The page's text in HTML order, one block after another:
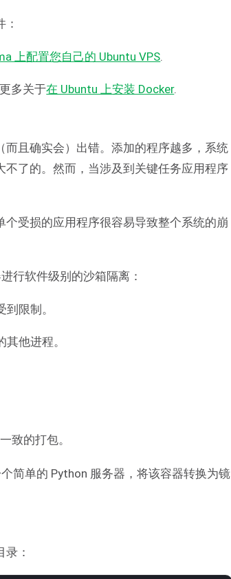
上配置您自己的 Ubuntu VPS
多关于在 Ubuntu 上安装 Docker.
且确实会）出错。添加的程序越多，系统
了的。然而，当涉及到关键任务应用程序
受损的应用程序很容易导致整个系统的崩
行软件级别的沙箱隔离：
限制。
他进程。
致的打包。
简单的 Python 服务器，将该容器转换为镜
：